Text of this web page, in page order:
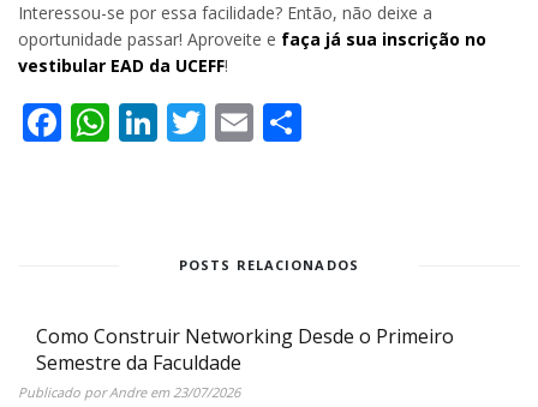
Interessou-se por essa facilidade? Então, não deixe a
oportunidade passar! Aproveite e faça já sua inscrição no
vestibular EAD da UCEFF!
Facebook
WhatsApp
LinkedIn
Twitter
Email
POSTS RELACIONADOS
Como Construir Networking Desde o Primeiro
Semestre da Faculdade
Publicado porAndreem23/07/2026